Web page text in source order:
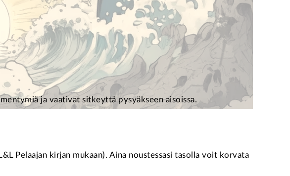
ja vaativat sitkeyttä pysyäkseen aisoissa.
Pelaajan kirjan mukaan). Aina noustessasi tasolla voit korvata